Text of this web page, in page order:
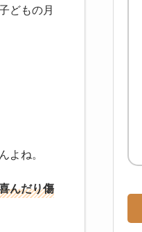
どもの月
ね。
んだり傷